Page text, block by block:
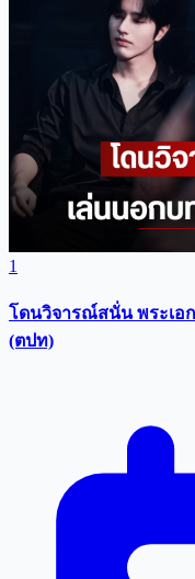
1
โดนวิจารณ์สนั่น พระเอ
(ตปท)